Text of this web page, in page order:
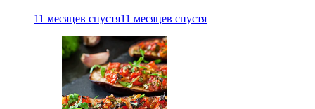
11 месяцев спустя11 месяцев спустя